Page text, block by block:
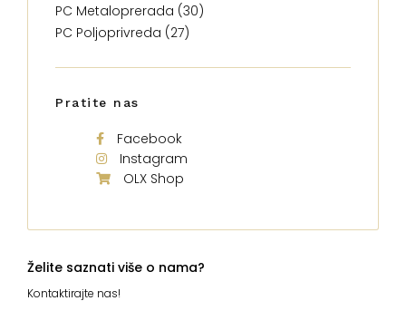
PC Metaloprerada (30)
PC Poljoprivreda (27)
Pratite nas
Facebook
Instagram
OLX Shop
Želite saznati više o nama?
Kontaktirajte nas!